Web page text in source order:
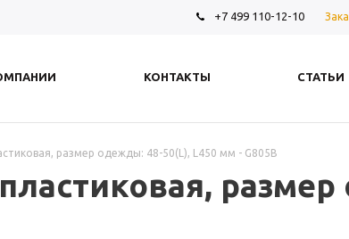
+7 499 110-12-10
КОНТАКТЫ СТАТЬИ
размер одежды: 48-50(L), L450 мм - G805B